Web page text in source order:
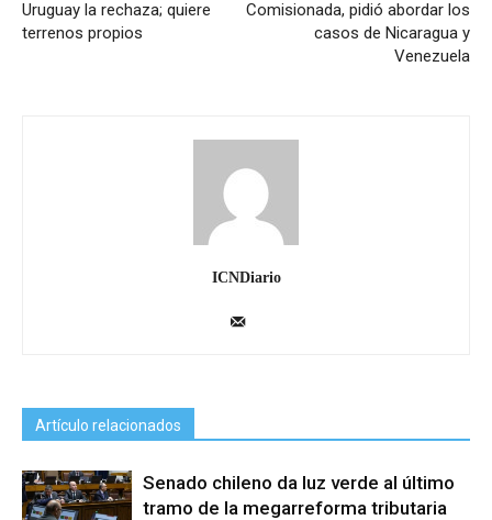
Uruguay la rechaza; quiere
terrenos propios
Comisionada, pidió abordar los
casos de Nicaragua y
Venezuela
ICNDiario
Artículo relacionados
Senado chileno da luz verde al último
tramo de la megarreforma tributaria